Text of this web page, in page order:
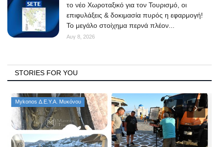
το νέο Χωροταξικό για τον Τουρισμό, οι
επιφυλάξεις & δοκιμασία πυρός η εφαρμογή!
Το μεγάλο στοίχημα περνά πλέον...
Αυγ 8, 2026
STORIES FOR YOU
Mykonos Δ.Ε.Υ.Α. Μυκόνου